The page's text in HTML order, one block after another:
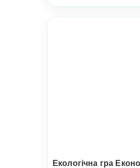
Екологічна гра